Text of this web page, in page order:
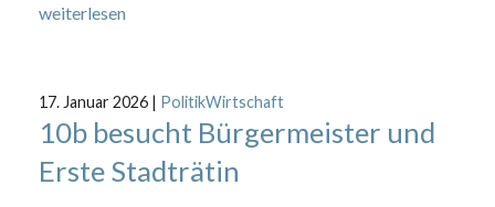
weiterlesen
17. Januar 2026 | PolitikWirtschaft
10b besucht Bürgermeister und
Erste Stadträtin